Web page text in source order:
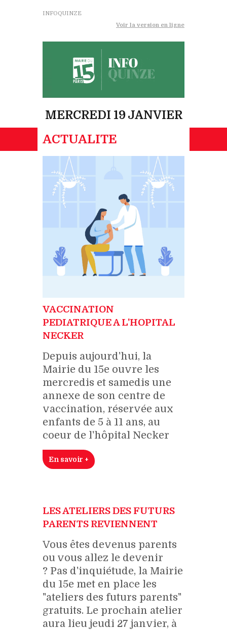
INFOQUINZE
Voir la version en ligne
MERCREDI 19 JANVIER
ACTUALITE
VACCINATION
PEDIATRIQUE A L'HOPITAL
NECKER
Depuis aujourd'hui, la
Mairie du 15e ouvre les
mercredis et samedis une
annexe de son centre de
vaccination, réservée aux
enfants de 5 à 11 ans, au
coeur de l'hôpital Necker
En savoir +
LES ATELIERS DES FUTURS
PARENTS REVIENNENT
Vous êtes devenus parents
ou vous allez le devenir
? Pas d'inquiétude, la Mairie
du 15e met en place les
"ateliers des futurs parents"
gratuits. Le prochain atelier
aura lieu jeudi 27 janvier, à